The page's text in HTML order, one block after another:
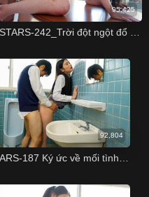
STARS-242_Trời đột ngột đổ mưa, tôi bị mắc kẹt tại công ty cùng với cô đồng nghiệp xinh đẹp
95,425
STARS-187 Ký ức về mối tình trung học Suzu Honjo
92,804